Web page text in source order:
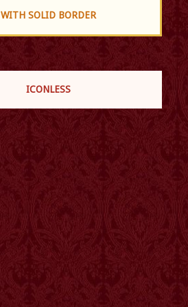
WITH SOLID BORDER
ICONLESS